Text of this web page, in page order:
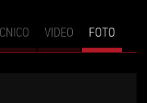
VIDEO FOTO